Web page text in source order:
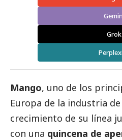
Grok
Mango, uno de los
Europa de la industria
crecimiento de su línea
con una quincena de